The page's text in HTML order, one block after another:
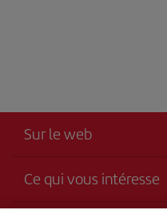
Sur le web
Ce qui vous intéresse